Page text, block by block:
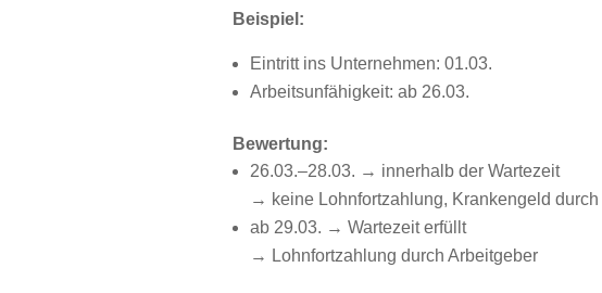
Beispiel:
Eintritt ins Unternehmen: 01.03.
Arbeitsunfähigkeit: ab 26.03.
Bewertung:
26.03.–28.03. → innerhalb der Wartezeit
→ keine Lohnfortzahlung, Krankengeld
ab 29.03. → Wartezeit erfüllt
→ Lohnfortzahlung durch Arbeitgeber